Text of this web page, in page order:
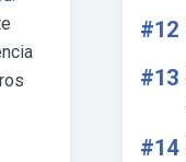
#12
#13
#14